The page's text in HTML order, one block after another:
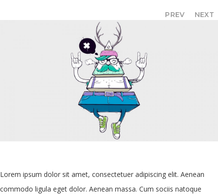
PREV NEXT
Lorem ipsum dolor sit amet, consectetuer adipiscing elit. Aenean
commodo ligula eget dolor. Aenean massa. Cum sociis natoque